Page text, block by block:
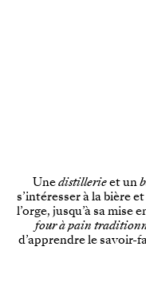
Unedistillerieet un
s’intéresser à la bière
l’orge, jusqu’à sa mise
four à pain
d’apprendre le savoir-